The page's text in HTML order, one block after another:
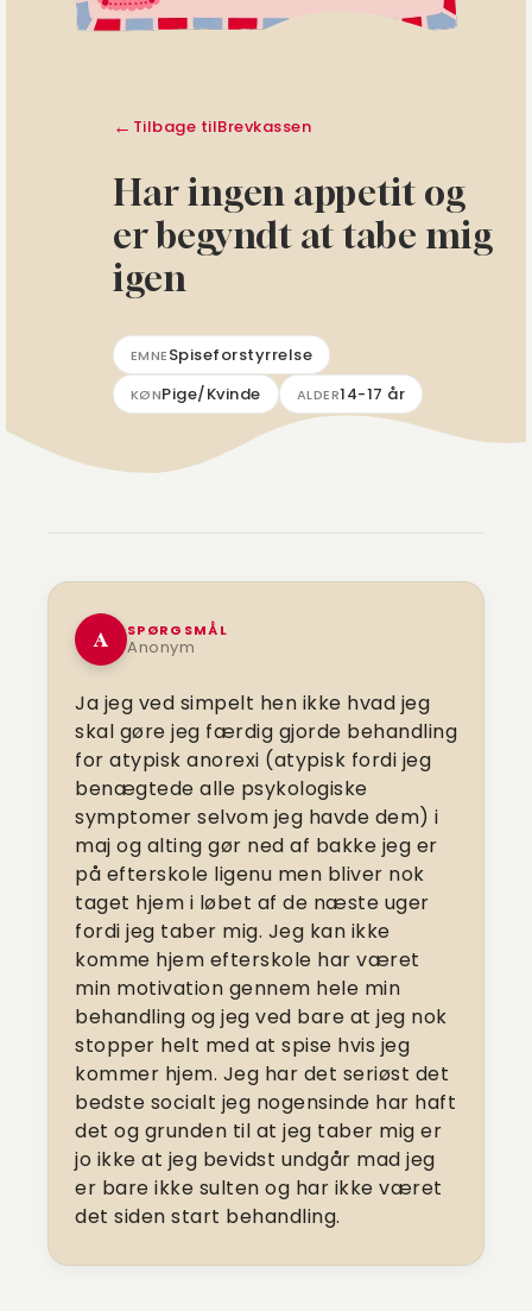
Tilbage tilBrevkassen
Har ingen appetit og
er begyndt at tabe mig
igen
EMNESpiseforstyrrelse
KØNPige/Kvinde ALDER14-17 år
A SPØRGSMÅL
Anonym
Ja jeg ved simpelt hen ikke hvad jeg
skal gøre jeg færdig gjorde behandling
for atypisk anorexi (atypisk fordi jeg
benægtede alle psykologiske
symptomer selvom jeg havde dem) i
maj og alting gør ned af bakke jeg er
på efterskole ligenu men bliver nok
taget hjem i løbet af de næste uger
fordi jeg taber mig. Jeg kan ikke
komme hjem efterskole har været
min motivation gennem hele min
behandling og jeg ved bare at jeg nok
stopper helt med at spise hvis jeg
kommer hjem. Jeg har det seriøst det
bedste socialt jeg nogensinde har haft
det og grunden til at jeg taber mig er
jo ikke at jeg bevidst undgår mad jeg
er bare ikke sulten og har ikke været
det siden start behandling.